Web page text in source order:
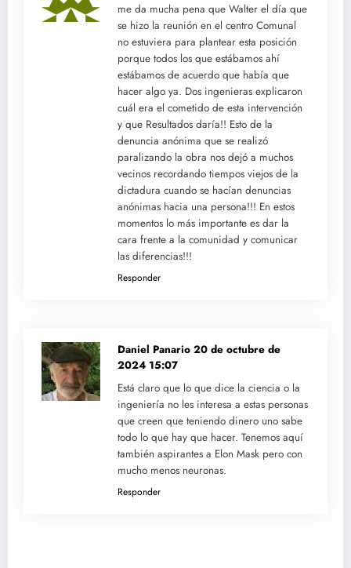
me da mucha pena que Walter el día que
se hizo la reunión en el centro Comunal
no estuviera para plantear esta posición
porque todos los que estábamos ahí
estábamos de acuerdo que había que
hacer algo ya. Dos ingenieras explicaron
cuál era el cometido de esta intervención
y que Resultados daría!! Esto de la
denuncia anónima que se realizó
paralizando la obra nos dejó a muchos
vecinos recordando tiempos viejos de la
dictadura cuando se hacían denuncias
anónimas hacia una persona!!! En estos
momentos lo más importante es dar la
cara frente a la comunidad y comunicar
las diferencias!!!
Responder
Daniel Panario 20 de octubre de
2024 15:07
Está claro que lo que dice la ciencia o la
ingeniería no les interesa a estas personas
que creen que teniendo dinero uno sabe
todo lo que hay que hacer. Tenemos aquí
también aspirantes a Elon Mask pero con
mucho menos neuronas.
Responder